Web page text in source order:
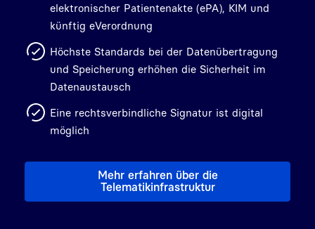
elektronischer Patientenakte (ePA), KIM und
künftig eVerordnung
Höchste Standards bei der Datenübertragung
und Speicherung erhöhen die Sicherheit im
Datenaustausch
Eine rechtsverbindliche Signatur ist digital
möglich
Mehr erfahren über die
Telematikinfrastruktur